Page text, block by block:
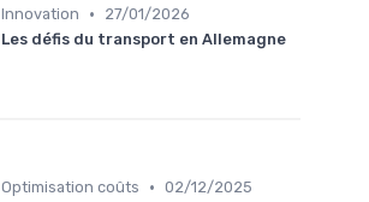
Innovation •
27/01/2026
Les défis du transport en Allemagne
Optimisation coûts • 02/12/2025